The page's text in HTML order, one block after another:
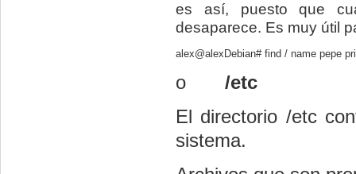
es así, puesto que
desaparece. Es muy útil
alex@alexDebian# find / name pepe
o
/etc
El directorio /etc
sistema.